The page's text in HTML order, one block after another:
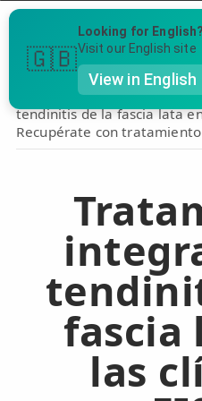
👤 Mi Cuenta
🤔 Preguntas Frecuentes
🔍 Buscador
🇬🇧 English
GENERAL
👩‍⚕️ Fisioterapeutas
🔍 Especialidades
Llámanos al 91
Te puede ser
Ubicación de
Preguntas
Lesiones ›
tendinitis de la fascia lata
Recupérate con
fascia
las
🇬🇧
Looking for English?
Visit our English site
View in